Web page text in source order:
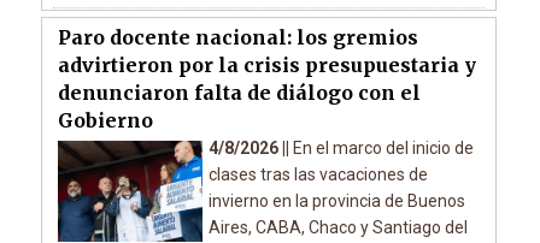
Paro docente nacional: los gremios
advirtieron por la crisis presupuestaria y
denunciaron falta de diálogo con el
Gobierno
4/8/2026 ||
En el marco del inicio de
clases tras las vacaciones de
invierno en la provincia de Buenos
Aires, CABA, Chaco y Santiago del